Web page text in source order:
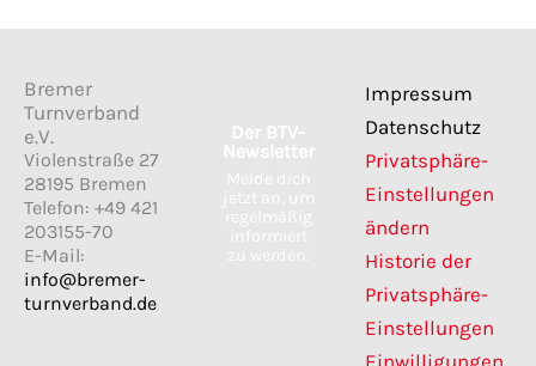
Bremer
Turnverband
e.V.
Violenstraße 27
28195 Bremen
Telefon: +49 421
203155-70
E-Mail:
info@bremer-
turnverband.de
e
b
k
t
a
r
a
Der BTV-
Newsletter
Melde dich
jetzt an, um
regelmäßig
informiert
zu werden.
Impressum
Datenschutz
Privatsphäre-
Einstellungen
ändern
Historie der
Privatsphäre-
Einstellungen
Einwilligungen